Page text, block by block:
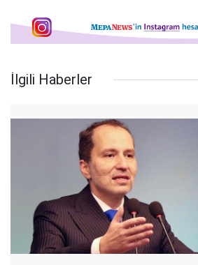
İlgili Haberler